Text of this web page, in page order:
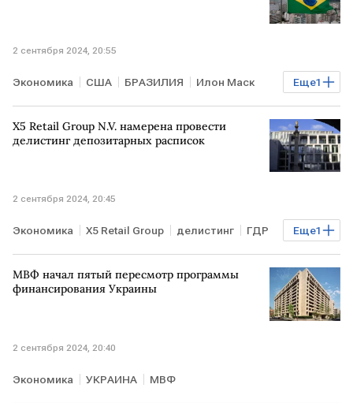
2 сентября 2024, 20:55
Еще1
Экономика США БРАЗИЛИЯ Илон Маск
арест активов
X5 Retail Group N.V. намерена провести
делистинг депозитарных расписок
2 сентября 2024, 20:45
Еще1
Экономика X5 Retail Group делистинг ГДР
Лондонская фондовая биржа
МВФ начал пятый пересмотр программы
финансирования Украины
2 сентября 2024, 20:40
Экономика УКРАИНА МВФ